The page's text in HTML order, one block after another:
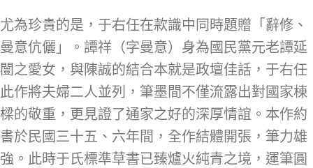
尤為珍貴的是，于右任在款識中同時題贈「辭修、
曼意伉儷」。譚祥（字曼意）身為國民黨元老譚延
闓之愛女，與陳誠的結合本就是政壇佳話，于右任
此作將夫婦二人並列，筆墨間不僅流露出對國家棟
樑的敬重，更見證了通家之好的深厚情誼。本作約
書於民國三十五、六年間，全作結體開張，筆力雄
強。此時于氏標準草書已臻爐火純青之境，運筆圓